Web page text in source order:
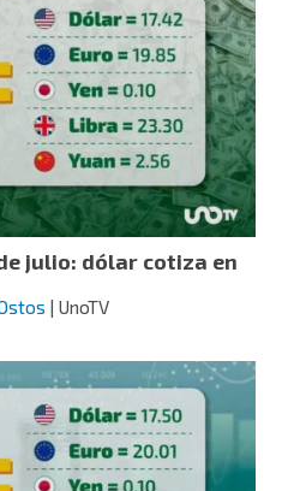
julio: dólar cotiza en
| UnoTV